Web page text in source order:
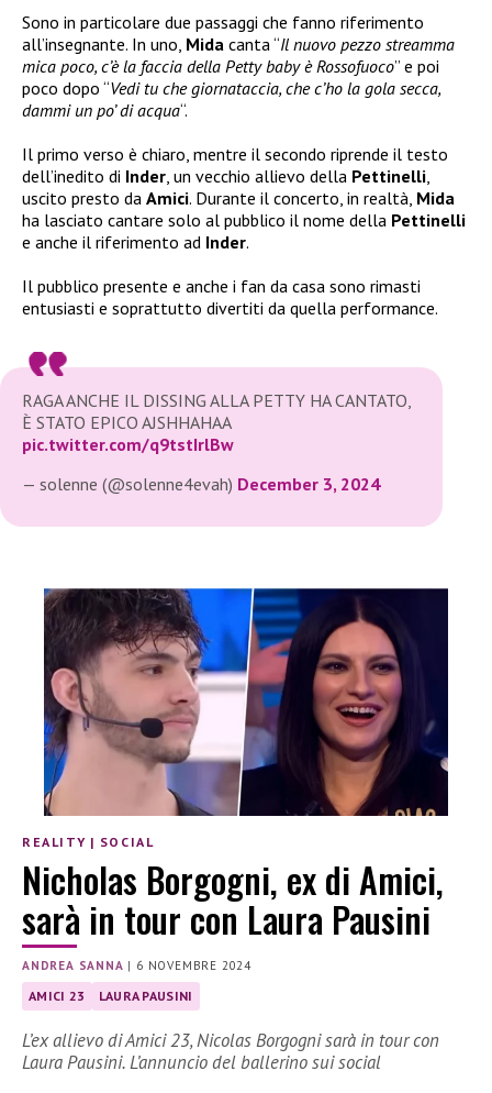
Sono in particolare due passaggi che fanno riferimento
all’insegnante. In uno, Mida canta “Il nuovo pezzo streamma
mica poco, c’è la faccia della Petty baby è Rossofuoco” e poi
poco dopo “Vedi tu che giornataccia, che c’ho la gola secca,
dammi un po’ di acqua“.
Il primo verso è chiaro, mentre il secondo riprende il testo
dell’inedito di Inder , un vecchio allievo della Pettinelli
uscito presto da Amici. Durante il concerto, in realtà, Mida
ha lasciato cantare solo al pubblico il nome della Pettinelli
e anche il riferimento ad Inder.
Il pubblico presente e anche i fan da casa sono rimasti
entusiasti e soprattutto divertiti da quella performance.
RAGA ANCHE IL DISSING ALLA PETTY HA CANTATO,
È STATO EPICO AJSHHAHAA
pic.twitter.com/q9tstIrlBw
— solenne (@solenne4evah) December 3, 2024
REALITY | SOCIAL
Nicholas Borgogni, ex di Amici,
sarà in tour con Laura Pausini
ANDREA SANNA | 6 NOVEMBRE 2024
AMICI 23 LAURA PAUSINI
L’ex allievo di Amici 23, Nicolas Borgogni sarà in tour con
Laura Pausini. L’annuncio del ballerino sui social